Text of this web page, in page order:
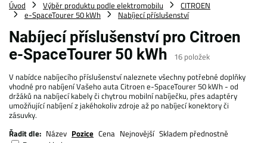
Úvod Výběr produktu podle elektromobilu
CITROEN
e-SpaceTourer 50 kWh
Nabíjecí příslušenství
Nabíjecí příslušenství pro Citroen
e-SpaceTourer 50 kWh
16 položek
V nabídce nabíjecího příslušenství naleznete všechny potřebné doplňky
vhodné pro nabíjení Vašeho auta Citroen e-SpaceTourer 50 kWh - od
držáků na nabíjecí kabely či chytrou mobilní nabíječku, přes adaptéry
umožňující nabíjení z jakéhokoliv zdroje až po nabíjecí konektory či
zásuvky.
Řadit dle: Název Pozice Cena Nejnovější Skladem přednostně